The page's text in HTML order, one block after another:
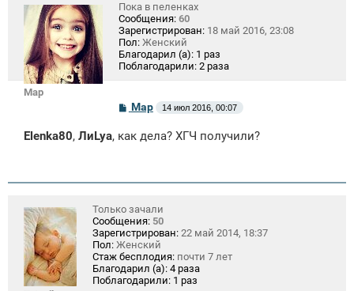
Mар
Пока в пеленках
Сообщения: 60
Зарегистрирован: 18 май 2016, 23:08
Пол: Женский
Благодарил (а): 1 раз
Поблагодарили: 2 раза
С
б
и
Mар 14 июл 2016, 00:07
Elenka80, ЛиLya, как дела? ХГЧ получили?
Только зачали
Сообщения: 50
Зарегистрирован: 22 май 2014, 18:37
Пол: Женский
Стаж бесплодия: почти 7 лет
Благодарил (а): 4 раза
Поблагодарили: 1 раз